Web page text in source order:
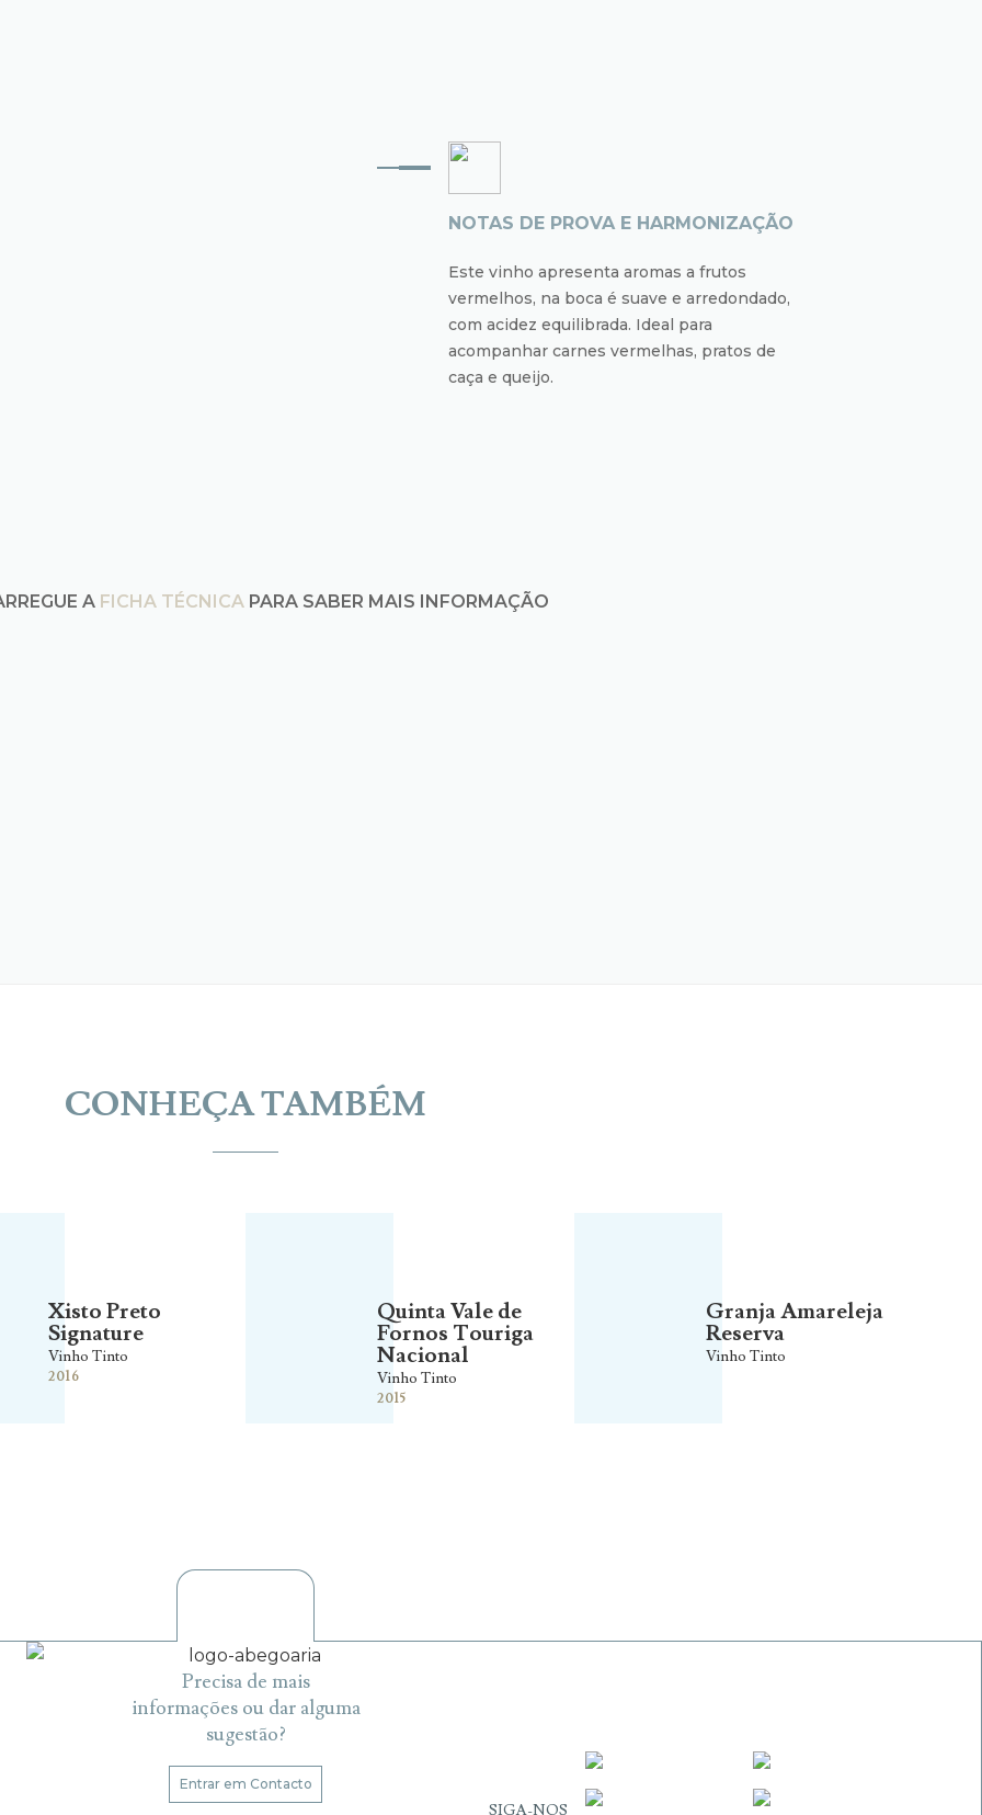
NOTAS DE PROVA E HARMONIZAÇÃO
Este vinho apresenta aromas a frutos
vermelhos, na boca é suave e arredondado,
com acidez equilibrada. Ideal para
acompanhar carnes vermelhas, pratos de
caça e queijo.
A FICHA TÉCNICA PARA SABER MAIS INFORMAÇÃO
CONHEÇA TAMBÉM
Xisto Preto
Signature
Vinho Tinto
2016
Quinta Vale de
Fornos Touriga
Nacional
Vinho Tinto
2015
Granja Amareleja
Reserva
Vinho Tinto
Precisa de mais
informações ou dar alguma
sugestão?
Entrar em Contacto